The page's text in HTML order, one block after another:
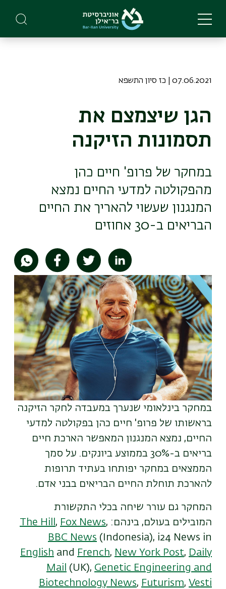
main
07.06.2021 | כז סיון התשפא
הגן שיצמצם את
תסמונות הזיקנה
במחקר של פרופ' חיים כהן
מהפקולטה למדעי החיים נמצא
המנגנון שעשוי להאריך את החיים
הבריאים ב-30 אחוזים
תמונה
במחקר בינלאומי שנערך במעבדה לחקר הזיקנה
בראשותו של פרופ' חיים כהן בפקולטה למדעי
החיים, נמצא המנגנון המאפשר הארכת חיים
בריאים ב-30% בממוצע ביונקים. על סמך
הממצאים במחקר יפותחו בעתיד תרופות
להארכת תוחלת החיים הבריאים בבני אדם.
המחקר גם עורר שיחה בכלי התקשורת
המובילים בעולם, בינהם:
The Hill , Fox News,
BBC News (Indonesia), i24 News in
English and French, New York Post, Daily
Mail (UK), Genetic Engineering and
Biotechnology News, Futurism, Vesti